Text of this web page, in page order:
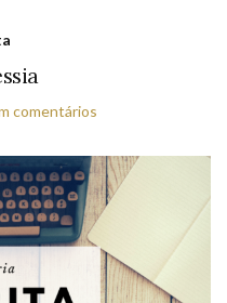
comentários